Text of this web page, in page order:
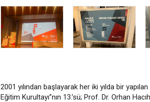
2001 yılından başlayarak her iki yılda bir
Eğitim Kurultayı”nın 13.’sü; Prof. Dr. Orhan